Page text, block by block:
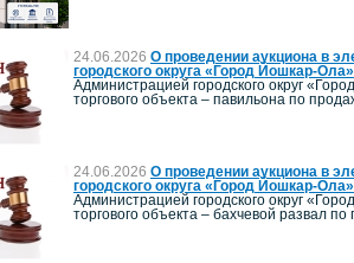
24.06.2026 О проведении аукциона в
городского округа «Город Йошкар-Ола»
Администрацией городского округ
торгового объекта – павильона по
24.06.2026 О проведении аукциона в
городского округа «Город Йошкар-Ола»
Администрацией городского округ
торгового объекта – бахчевой развал